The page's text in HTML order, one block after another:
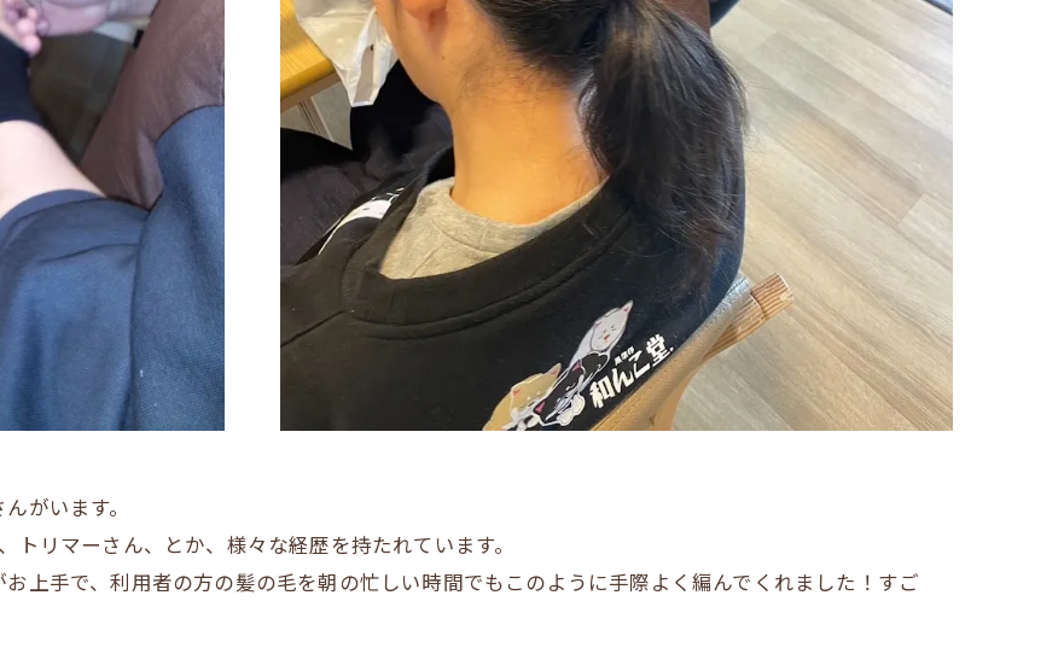
がいます。
リマーさん、とか、様々な経歴を持たれています。
上手で、利用者の方の髪の毛を朝の忙しい時間でもこのように手際よく編んでくれました！すご